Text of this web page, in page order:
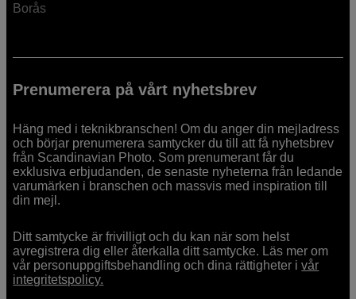
Borås
Prenumerera på vårt nyhetsbrev
Häng med i teknikbranschen! Om du anger din mejladress
och börjar prenumerera samtycker du till att få nyhetsbrev
från Scandinavian Photo. Som prenumerant får du
exklusiva erbjudanden, de senaste nyheterna från ledande
varumärken i branschen och massvis med inspiration till
din mejl.
Ditt samtycke är frivilligt och du kan när som helst
avregistrera dig eller återkalla ditt samtycke. Läs mer om
vår personuppgiftsbehandling och dina rättigheter ivår
integritetspolicy.